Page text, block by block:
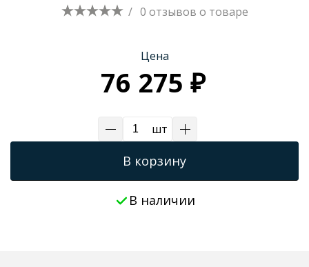
/ 0 отзывов о товаре
Цена
76 275 ₽
шт
В корзину
В наличии